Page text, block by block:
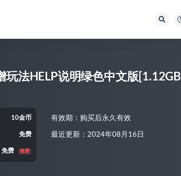
法HELP说明绿色中文版[1.12GB]
10金币
免费
免费 推荐
有效期：购买后永久有效
最近更新：2024年08月16日